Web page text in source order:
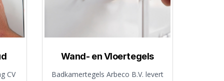
CV
Wand- en Vloertegels
Badkamertegels Arbeco B.V. levert